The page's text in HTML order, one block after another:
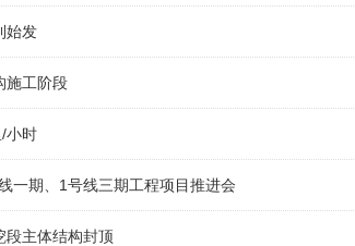
始发
施工阶段
小时
一期、1号线三期工程项目推进会
段主体结构封顶